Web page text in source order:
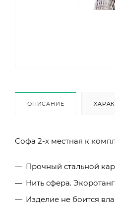
ОПИСАНИЕ
Софа 2-х местная к
Прочный стальной
Нить сфера.
Изделие не боится